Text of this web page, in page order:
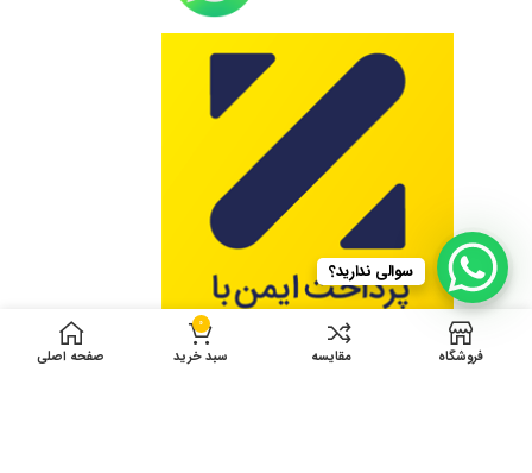
سوالی ندارید؟
فروشگاه مقایسه
0
سبد خرید صفحه اصلی